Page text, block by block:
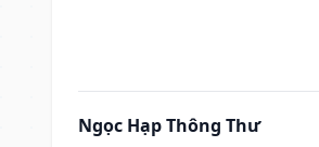
Ngọc Hạp Thông Thư